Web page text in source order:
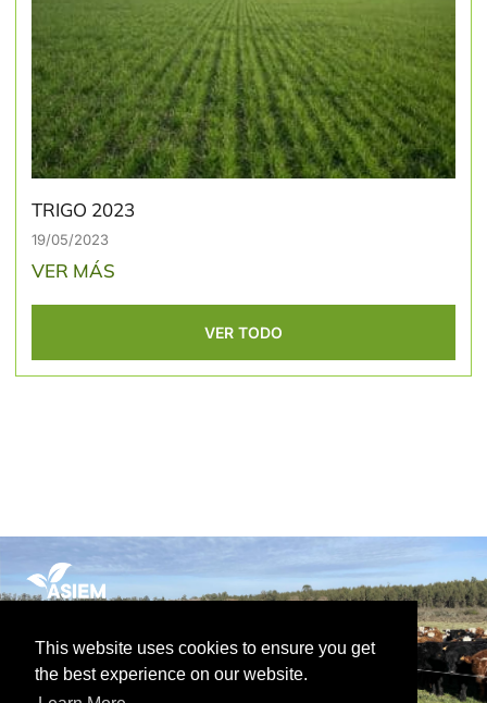
This website uses cookies to ensure you get
the best experience on our website.
TRIGO 2023
19/05/2023
VER MÁS
VER TODO
Contacto
091471386